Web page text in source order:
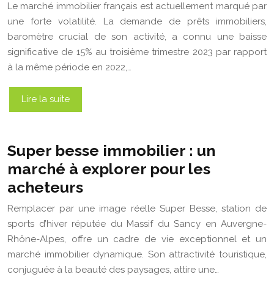
Le marché immobilier français est actuellement marqué par
une forte volatilité. La demande de prêts immobiliers,
baromètre crucial de son activité, a connu une baisse
significative de 15% au troisième trimestre 2023 par rapport
à la même période en 2022,…
Lire la suite
Super besse immobilier : un
marché à explorer pour les
acheteurs
Remplacer par une image réelle Super Besse, station de
sports d’hiver réputée du Massif du Sancy en Auvergne-
Rhône-Alpes, offre un cadre de vie exceptionnel et un
marché immobilier dynamique. Son attractivité touristique,
conjuguée à la beauté des paysages, attire une…